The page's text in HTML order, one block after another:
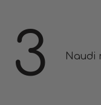
3 Naudi